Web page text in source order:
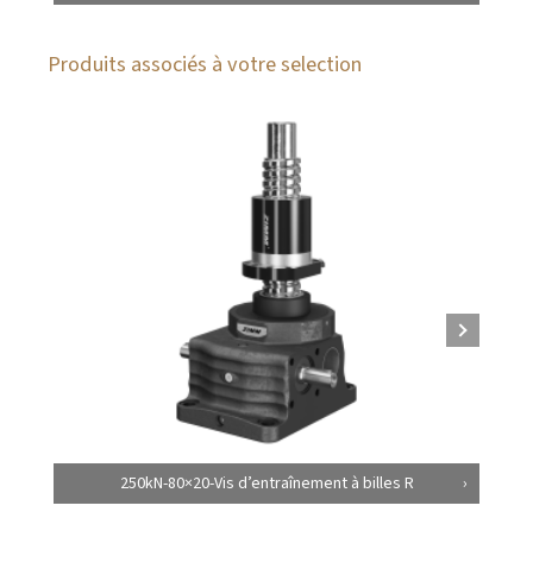
Produits associés à votre selection
250kN-80×20-Vis d’entraînement à billes R